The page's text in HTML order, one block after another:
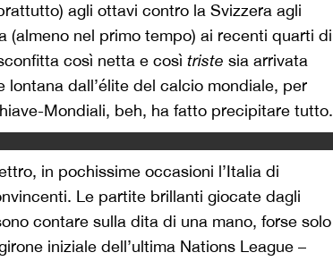
agli ottavi contro la Svizzera agli
(almeno nel primo tempo) ai recenti quarti di
così netta e così triste sia arrivata
lontana dall’élite del calcio mondiale, per
Mondiali, beh, ha fatto precipitare tutto.
in pochissime occasioni l’Italia di
Le partite brillanti giocate dagli
contare sulla dita di una mano, forse solo
iniziale dell’ultima Nations League –